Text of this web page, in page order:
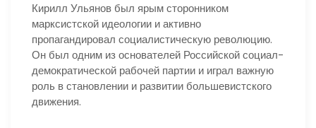
Кирилл Ульянов был ярым сторонником
марксистской идеологии и активно
пропагандировал социалистическую революцию.
Он был одним из основателей Российской социал-
демократической рабочей партии и играл важную
роль в становлении и развитии большевистского
движения.